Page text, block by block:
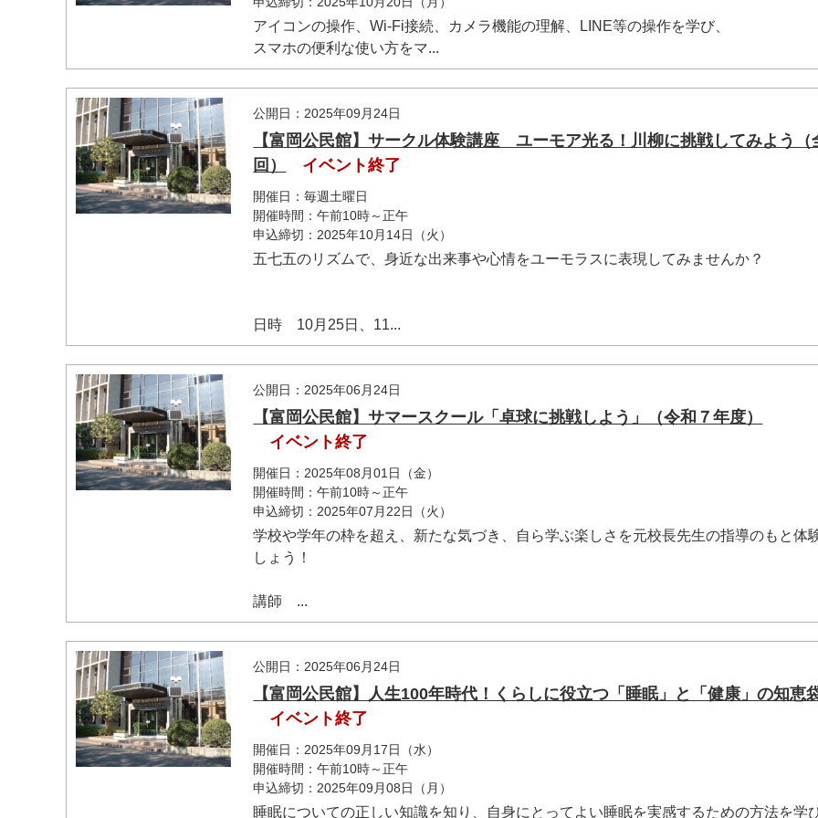
アイコンの操作、Wi-Fi接続、カメラ機能の理解、LINE等の操作を学び、
スマホの便利な使い方をマ...
公開日：2025年09月24日
【富岡公民館】サークル体験講座 ユーモア光る！川柳に挑戦してみよう（
回）
イベント終了
開催日：毎週土曜日
開催時間：午前10時～正午
申込締切：2025年10月14日（火）
五七五のリズムで、身近な出来事や心情をユーモラスに表現してみませんか？
日時 10月25日、11...
公開日：2025年06月24日
【富岡公民館】サマースクール「卓球に挑戦しよう」（令和７年度）
イベント終了
開催日：2025年08月01日（金）
開催時間：午前10時～正午
申込締切：2025年07月22日（火）
学校や学年の枠を超え、新たな気づき、自ら学ぶ楽しさを元校長先生の指導のもと体
しょう！
講師 ...
公開日：2025年06月24日
【富岡公民館】人生100年時代！くらしに役立つ「睡眠」と「健康」の知恵
イベント終了
開催日：2025年09月17日（水）
開催時間：午前10時～正午
申込締切：2025年09月08日（月）
睡眠についての正しい知識を知り、自身にとってよい睡眠を実感するための方法を学